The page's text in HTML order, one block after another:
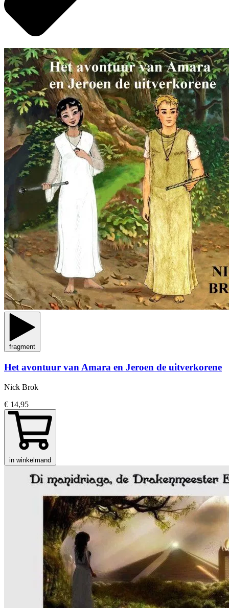
fragment
Het avontuur van Amara en Jeroen de uitverkorene
Nick Brok
€ 14,95
in winkelmand